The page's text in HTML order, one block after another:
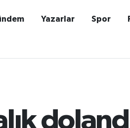
Yazarlar Spor